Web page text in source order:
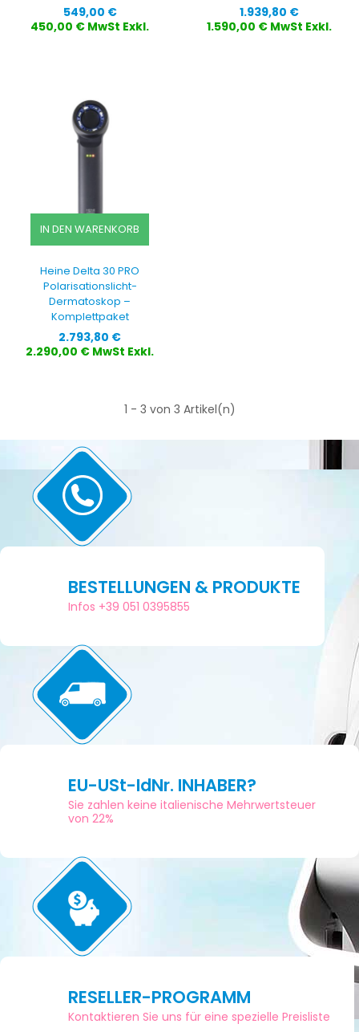
Preis
549,00 €
450,00 € MwSt Exkl.
Preis
1.939,80 €
1.590,00 € MwSt Exkl.
IN DEN WARENKORB
Heine Delta 30 PRO
Polarisationslicht-
Dermatoskop –
Komplettpaket
Preis
2.793,80 €
2.290,00 € MwSt Exkl.
1 - 3 von 3 Artikel(n)
BESTELLUNGEN & PRODUKTE
Infos +39 051 0395855
EU-USt-IdNr. INHABER?
Sie zahlen keine italienische Mehrwertsteuer
von 22%
RESELLER-PROGRAMM
Kontaktieren Sie uns für eine spezielle Preisliste